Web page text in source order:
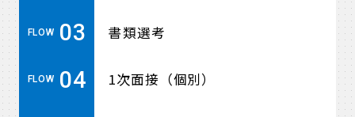
FLOW 03 書類選考
FLOW 04 1次面接（個別）